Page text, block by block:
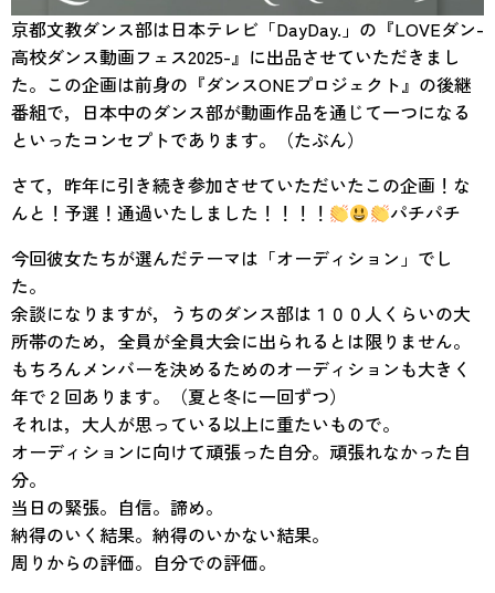
京都文教ダンス部は日本テレビ「DayDay.」の『LOVEダン-
高校ダンス動画フェス2025-』に出品させていただきまし
た。この企画は前身の『ダンスONEプロジェクト』の後継
番組で，日本中のダンス部が動画作品を通じて一つになる
といったコンセプトであります。（たぶん）
さて，昨年に引き続き参加させていただいたこの企画！な
んと！予選！通過いたしました！！！！
パチパチ
今回彼女たちが選んだテーマは「オーディション」でし
た。
余談になりますが，うちのダンス部は１００人くらいの大
所帯のため，全員が全員大会に出られるとは限りません。
もちろんメンバーを決めるためのオーディションも大きく
年で２回あります。（夏と冬に一回ずつ）
それは，大人が思っている以上に重たいもので。
オーディションに向けて頑張った自分。頑張れなかった自
分。
当日の緊張。自信。諦め。
納得のいく結果。納得のいかない結果。
周りからの評価。自分での評価。